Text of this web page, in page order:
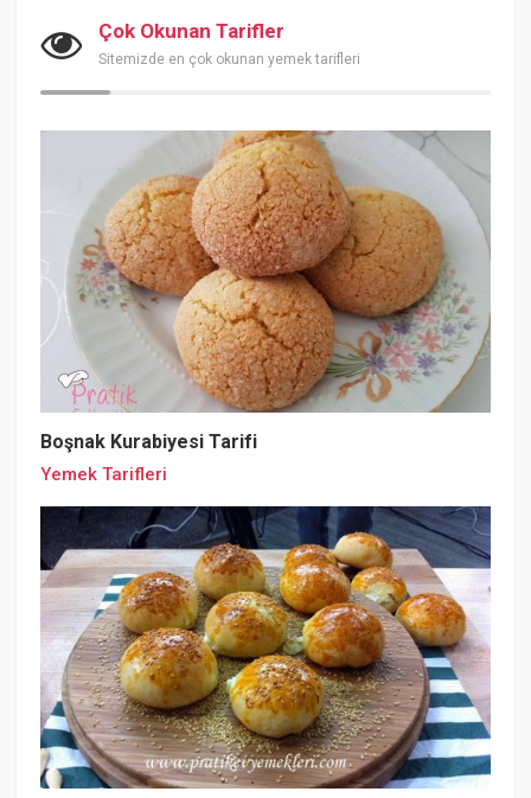
Çok Okunan Tarifler
Sitemizde en çok okunan yemek tarifleri
Boşnak Kurabiyesi Tarifi
Yemek Tarifleri